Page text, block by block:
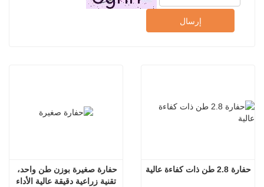
إرسال
تقنية زراعية دقيقة عالية الأداء
حفارة 2.8 طن ذات كفاءة عالية